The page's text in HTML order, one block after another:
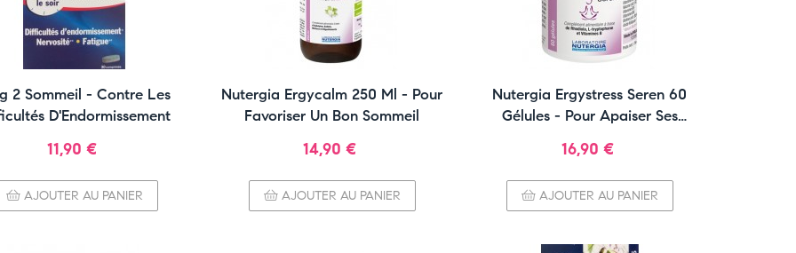
2 Sommeil - Contre Les
D'Endormissement
Prix
11,90 €
AJOUTER AU PANIER
Nutergia Ergycalm 250 Ml - Pour
Favoriser Un Bon Sommeil
Prix
14,90 €
AJOUTER AU PANIER
Nutergia Ergystress Seren 60
Gélules - Pour Apaiser Ses
Prix
16,90 €
AJOUTER AU PANIER